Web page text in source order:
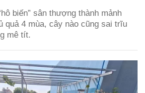
biến” sân thượng thành mảnh
quả 4 mùa, cây nào cũng sai trĩu
mê tít.